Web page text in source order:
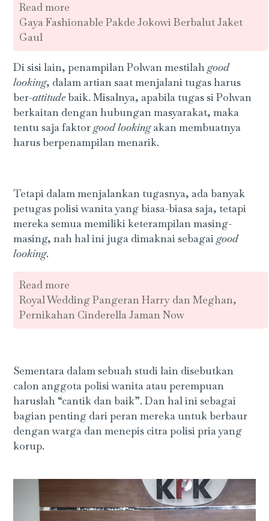
Read more
Gaya Fashionable Pakde Jokowi Berbalut Jaket
Gaul
Di sisi lain, penampilan Polwan mestilahgood
looking, dalam artian saat menjalani tugas harus
ber-attitudebaik. Misalnya, apabila tugas si Polwan
berkaitan dengan hubungan masyarakat, maka
tentu saja faktorgood lookingakan membuatnya
harus berpenampilan menarik.
Tetapi dalam menjalankan tugasnya, ada banyak
petugas polisi wanita yang biasa-biasa saja, tetapi
mereka semua memiliki keterampilan masing-
masing, nah hal ini juga dimaknai sebagaigood
looking.
Read more
Royal Wedding Pangeran Harry dan Meghan,
Pernikahan Cinderella Jaman Now
Sementara dalam sebuah studi lain disebutkan
calon anggota polisi wanita atau perempuan
haruslah “cantik dan baik”. Dan hal ini sebagai
bagian penting dari peran mereka untuk berbaur
dengan warga dan menepis citra polisi pria yang
korup.